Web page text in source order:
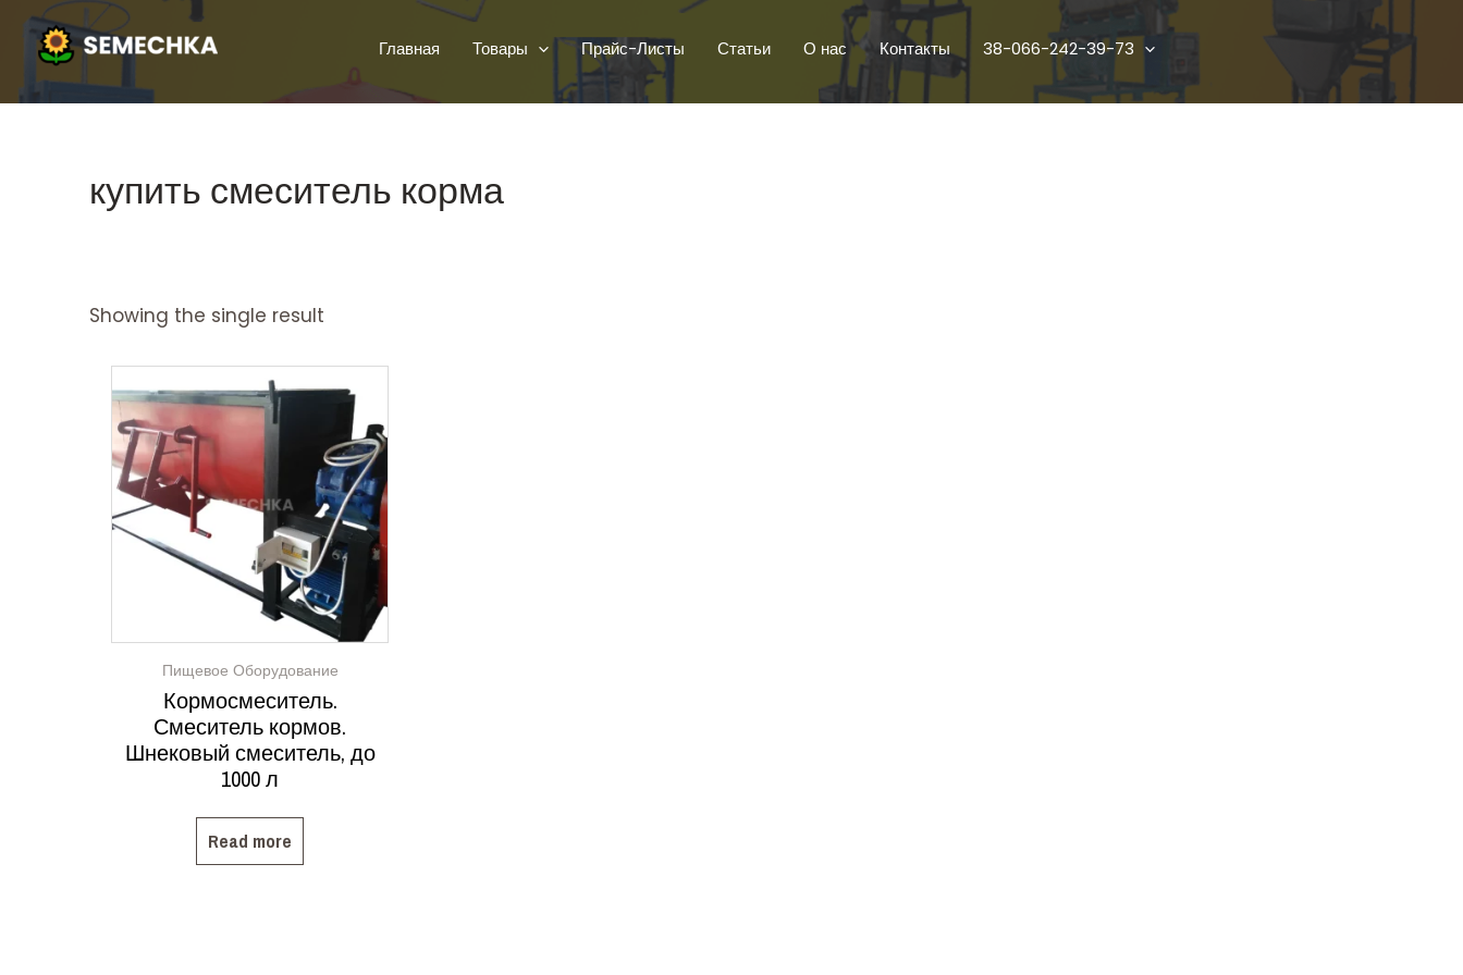
Главная Товары Прайс-Листы Статьи О нас Контакты 38-066-242-39-73
купить смеситель корма
Showing the single result
Пищевое Оборудование
Кормосмеситель.
Смеситель кормов.
Шнековый смеситель, до
1000 л
Read more